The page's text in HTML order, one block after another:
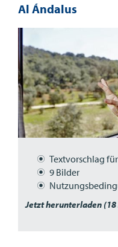
Al Ándalus
Textvorschlag
9 Bilder
Jetzt herunterladen (18